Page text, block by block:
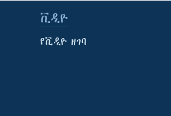
ቪዲዮ
የቪዲዮ ዘገባ